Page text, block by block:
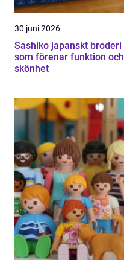
30 juni 2026
Sashiko japanskt broderi
som förenar funktion och
skönhet